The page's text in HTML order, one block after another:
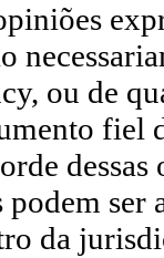
ou de
fiel
dessas
podem ser
da